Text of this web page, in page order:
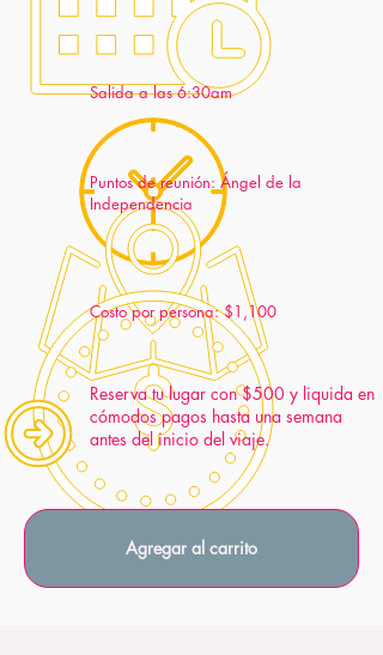
Salida a las 6:30am
Puntos de reunión: Ángel de la
Independencia
Costo por persona: $1,100
Reserva tu lugar con $500 y liquida en
cómodos pagos hasta una semana
antes del inicio del viaje.
Agregar al carrito